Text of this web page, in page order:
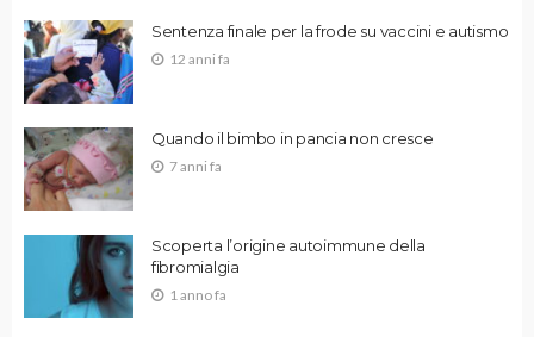
Sentenza finale per la frode su vaccini e autismo
12 anni fa
Quando il bimbo in pancia non cresce
7 anni fa
Scoperta l’origine autoimmune della
fibromialgia
1 anno fa